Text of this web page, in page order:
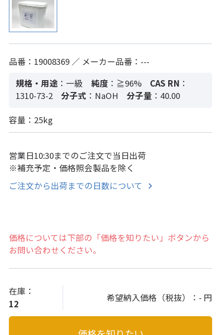
品番：19008369 ／ メーカー品番：---
規格・用途 ：一級 純度：≧96% CAS RN ：
1310-73-2
分子式 ：NaOH 分子量 ：40.00
容量：25kg
営業日10:30までのご注文で当日出荷
※補充予定・価格照会製品を除く
ご注文から出荷までの日数について
価格については下部の「価格を知りたい」ボタンから
お問い合わせください。
在庫：
12
希望納入価格（税抜）： - 円